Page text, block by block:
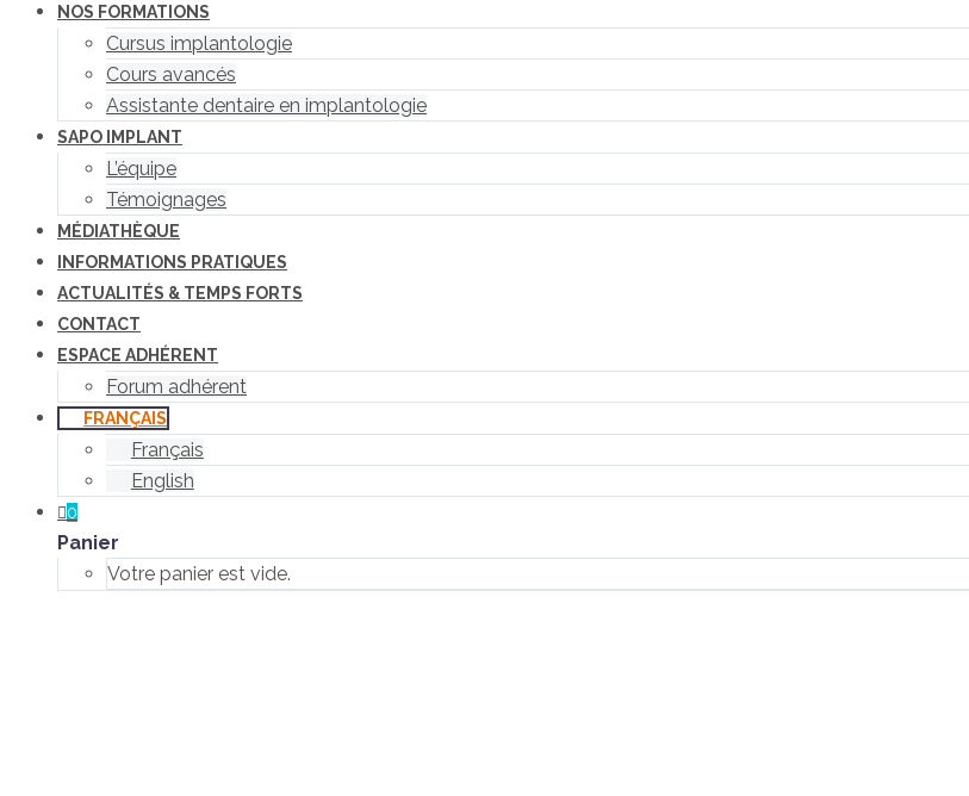
NOS FORMATIONS
Cursus implantologie
Cours avancés
Assistante dentaire en implantologie
SAPO IMPLANT
L’équipe
Témoignages
MÉDIATHÈQUE
INFORMATIONS PRATIQUES
ACTUALITÉS & TEMPS FORTS
CONTACT
ESPACE ADHÉRENT
Forum adhérent
FRANÇAIS
Français
English
0
Panier
Votre panier est vide.